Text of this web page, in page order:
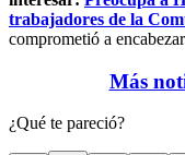
trabajadores de la
comprometió a
Más
¿Qué te pareció?